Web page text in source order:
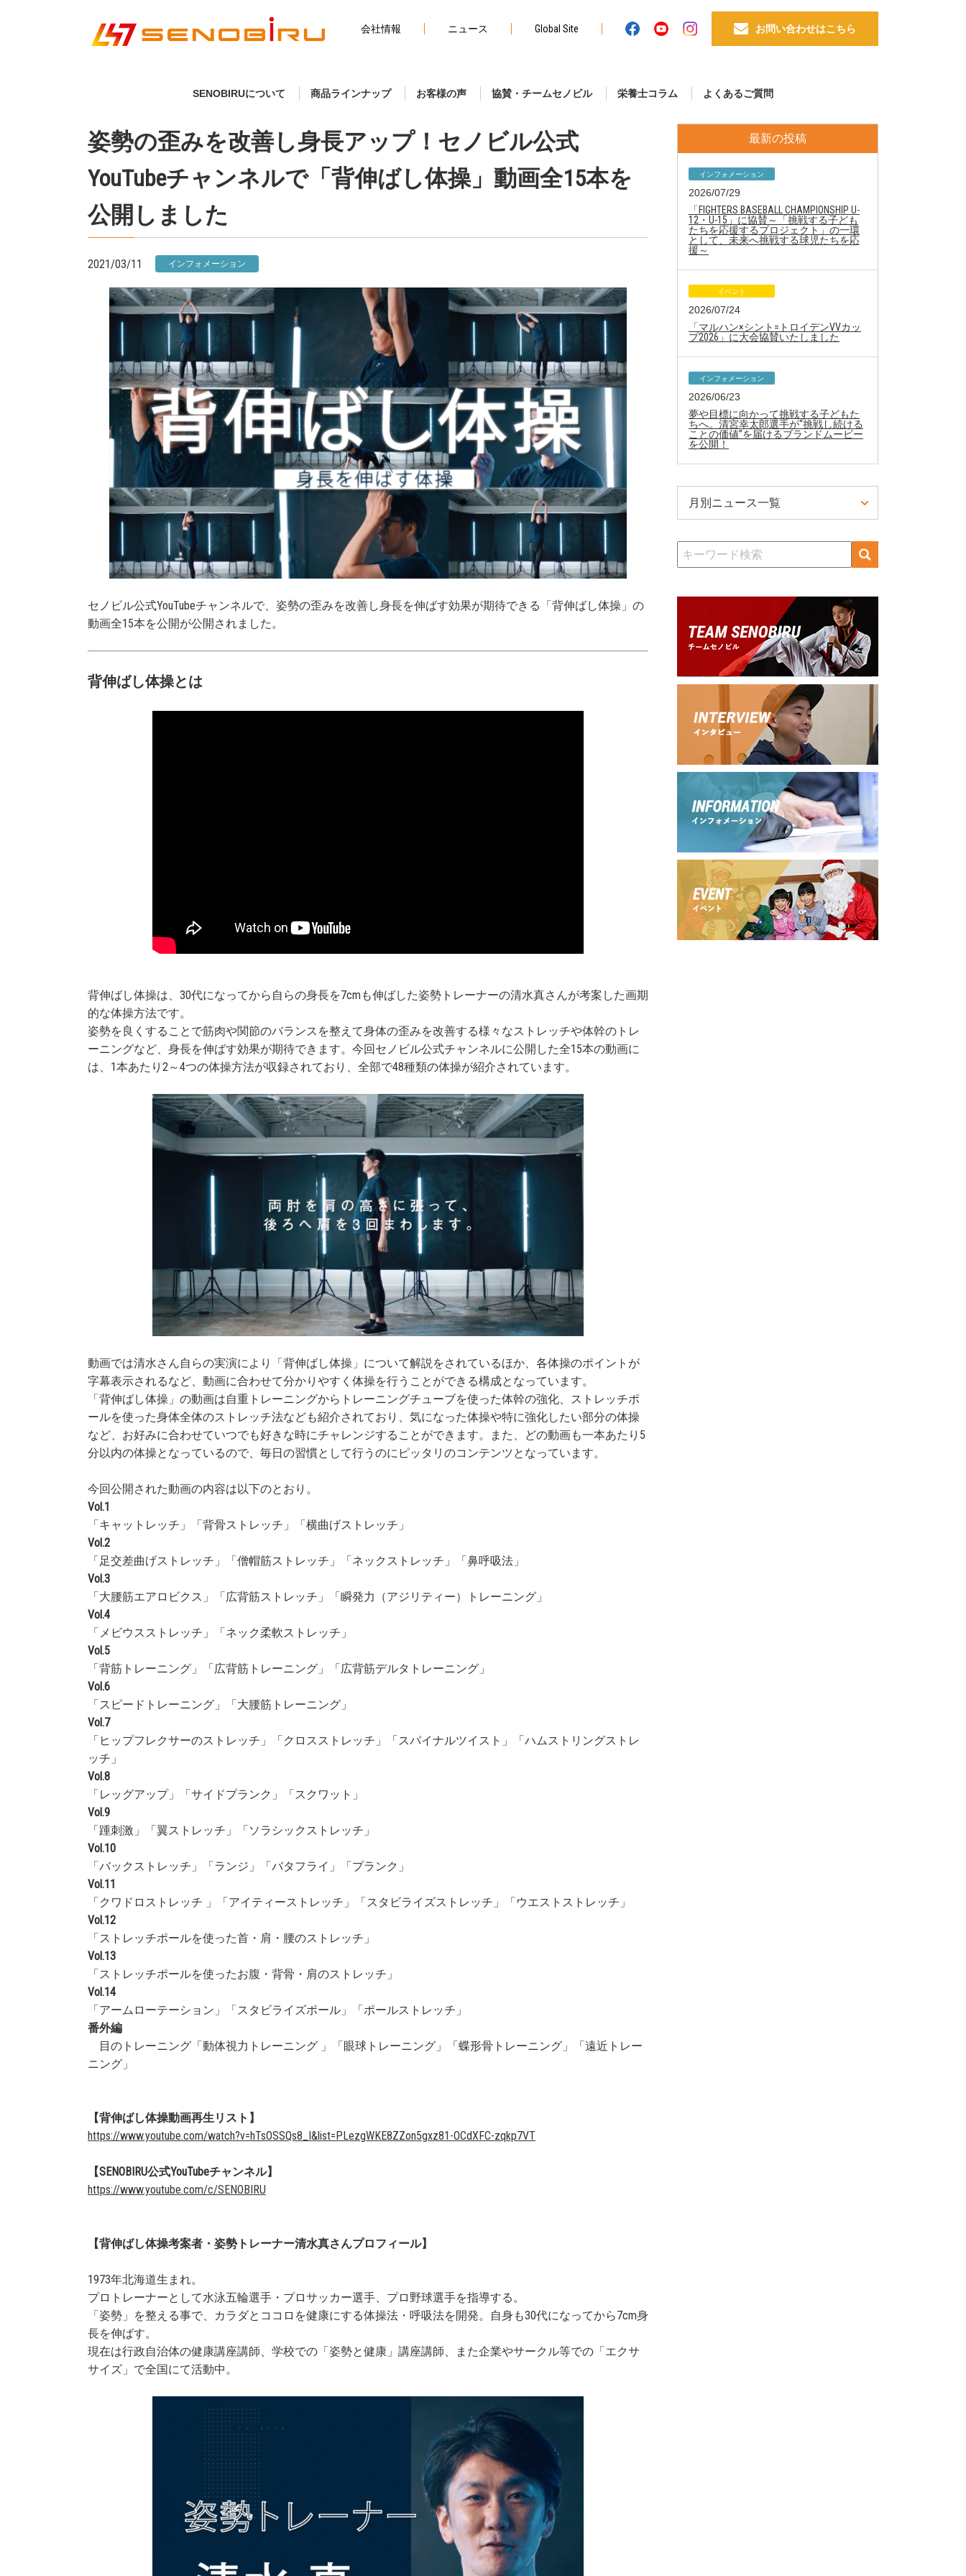
会社情報 ニュース Global Site お問い合わせはこちら
SENOBIRUについて 商品ラインナップ お客様の声 協賛・チームセノビル 栄養士コラム よくあるご質問
姿勢の歪みを改善し身長アップ！セノビル公式
YouTubeチャンネルで「背伸ばし体操」動画全15本を
公開しました
2021/03/11 インフォメーション
セノビル公式YouTubeチャンネルで、姿勢の歪みを改善し身長を伸ばす効果が期待できる「背伸ばし体操」の
動画全15本を公開が公開されました。
背伸ばし体操とは
背伸ばし体操は、30代になってから自らの身長を7cmも伸ばした姿勢トレーナーの清水真さんが考案した画期
的な体操方法です。
姿勢を良くすることで筋肉や関節のバランスを整えて身体の歪みを改善する様々なストレッチや体幹のトレ
ーニングなど、身長を伸ばす効果が期待できます。今回セノビル公式チャンネルに公開した全15本の動画に
は、1本あたり2～4つの体操方法が収録されており、全部で48種類の体操が紹介されています。
動画では清水さん自らの実演により「背伸ばし体操」について解説をされているほか、各体操のポイントが
字幕表示されるなど、動画に合わせて分かりやすく体操を行うことができる構成となっています。
「背伸ばし体操」の動画は自重トレーニングからトレーニングチューブを使った体幹の強化、ストレッチポ
ールを使った身体全体のストレッチ法なども紹介されており、気になった体操や特に強化したい部分の体操
など、お好みに合わせていつでも好きな時にチャレンジすることができます。また、どの動画も一本あたり5
分以内の体操となっているので、毎日の習慣として行うのにピッタリのコンテンツとなっています。
今回公開された動画の内容は以下のとおり。
Vol.1
「キャットレッチ」「背骨ストレッチ」「横曲げストレッチ」
Vol.2
「足交差曲げストレッチ」「僧帽筋ストレッチ」「ネックストレッチ」「鼻呼吸法」
Vol.3
「大腰筋エアロビクス」「広背筋ストレッチ」「瞬発力（アジリティー）トレーニング」
Vol.4
「メビウスストレッチ」「ネック柔軟ストレッチ」
Vol.5
「背筋トレーニング」「広背筋トレーニング」「広背筋デルタトレーニング」
Vol.6
「スピードトレーニング」「大腰筋トレーニング」
Vol.7
「ヒップフレクサーのストレッチ」「クロスストレッチ」「スパイナルツイスト」「ハムストリングストレ
ッチ」
Vol.8
「レッグアップ」「サイドプランク」「スクワット」
Vol.9
「踵刺激」「翼ストレッチ」「ソラシックストレッチ」
Vol.10
「バックストレッチ」「ランジ」「バタフライ」「プランク」
Vol.11
「クワドロストレッチ 」「アイティーストレッチ」「スタビライズストレッチ」「ウエストストレッチ」
Vol.12
「ストレッチポールを使った首・肩・腰のストレッチ」
Vol.13
「ストレッチポールを使ったお腹・背骨・肩のストレッチ」
Vol.14
「アームローテーション」「スタビライズポール」「ポールストレッチ」
番外編
目のトレーニング「動体視力トレーニング 」「眼球トレーニング」「蝶形骨トレーニング」「遠近トレー
ニング」
【背伸ばし体操動画再生リスト】
https://www.youtube.com/watch?v=hTsOSSQs8_I&list=PLezgWKE8ZZon5gxz81-OCdXFC-zqkp7VT
【SENOBIRU公式YouTubeチャンネル】
https://www.youtube.com/c/SENOBIRU
【背伸ばし体操考案者・姿勢トレーナー清水真さんプロフィール】
1973年北海道生まれ。
プロトレーナーとして水泳五輪選手・プロサッカー選手、プロ野球選手を指導する。
「姿勢」を整える事で、カラダとココロを健康にする体操法・呼吸法を開発。自身も30代になってから7cm身
長を伸ばす。
現在は行政自治体の健康講座講師、学校での「姿勢と健康」講座講師、また企業やサークル等での「エクサ
サイズ」で全国にて活動中。
最新の投稿
インフォメーション
2026/07/29
「FIGHTERS BASEBALL CHAMPIONSHIP U-
12・U-15」に協賛～「挑戦する子ども
たちを応援するプロジェクト」の一環
として、未来へ挑戦する球児たちを応
援～
イベント
2026/07/24
「マルハン×シント=トロイデンVVカッ
プ2026」に大会協賛いたしました
インフォメーション
2026/06/23
夢や目標に向かって挑戦する子どもた
ちへ。清宮幸太郎選手が“挑戦し続ける
ことの価値”を届けるブランドムービー
を公開！
月別ニュース一覧